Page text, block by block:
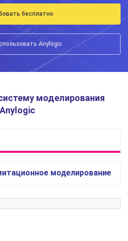
бесплатно
Anylogic
моделирования
Anylogic
моделирование